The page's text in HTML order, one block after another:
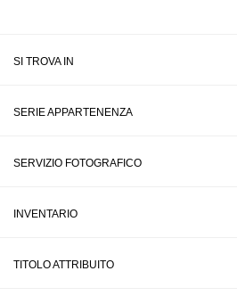
SI TROVA IN
SERIE APPARTENENZA
SERVIZIO FOTOGRAFICO
INVENTARIO
TITOLO ATTRIBUITO